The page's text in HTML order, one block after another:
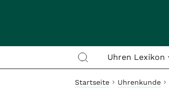
Uhren Lexikon
Startseite Uhrenkunde